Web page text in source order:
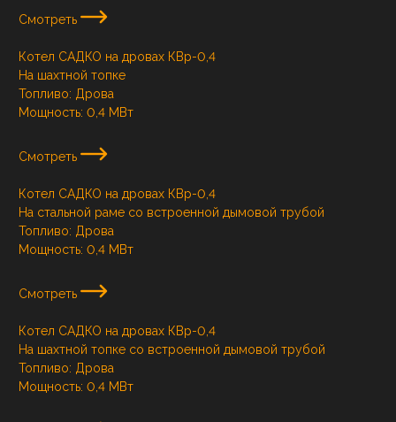
Смотреть
Котел САДКО на дровах КВр-0,4
На шахтной топке
Топливо: Дрова
Мощность: 0,4 МВт
Смотреть
Котел САДКО на дровах КВр-0,4
На стальной раме со встроенной дымовой трубой
Топливо: Дрова
Мощность: 0,4 МВт
Смотреть
Котел САДКО на дровах КВр-0,4
На шахтной топке со встроенной дымовой трубой
Топливо: Дрова
Мощность: 0,4 МВт